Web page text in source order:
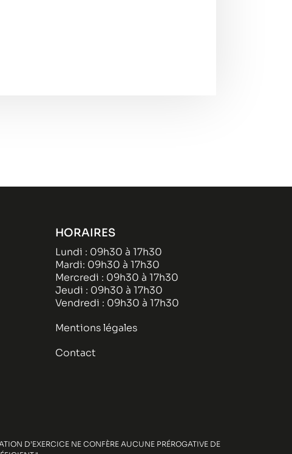
HORAIRES
Lundi : 09h30 à 17h30
Mardi: 09h30 à 17h30
Mercredi : 09h30 à 17h30
Jeudi : 09h30 à 17h30
Vendredi : 09h30 à 17h30
Mentions légales
Contact
D’EXERCICE NE CONFÈRE AUCUNE PRÉROGATIVE DE